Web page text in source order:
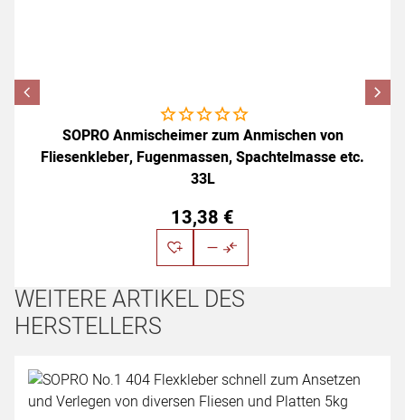
Noch keine Bewertungen abgegeben
SOPRO Anmischeimer zum Anmischen von
Fliesenkleber, Fugenmassen, Spachtelmasse etc.
33L
13,38 €
WEITERE ARTIKEL DES
HERSTELLERS
Artikel überspringen